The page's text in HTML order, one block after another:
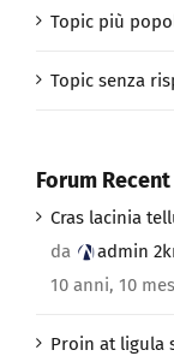
Topic più
Topic senza
Forum
Cras lacinia
da
admin
10 anni, 10
Proin at ligula